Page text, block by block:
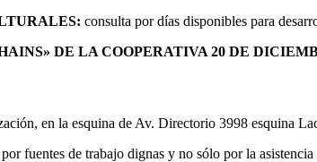
consulta por días disponibles para
DE LA COOPERATIVA 20 DE
en la esquina de Av. Directorio 3998 esquina
fuentes de trabajo dignas y no sólo por la